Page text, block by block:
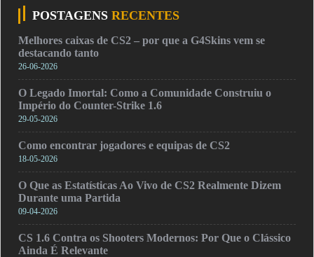
POSTAGENS RECENTES
Melhores caixas de CS2 – por que a G4Skins vem se
destacando tanto
26-06-2026
O Legado Imortal: Como a Comunidade Construiu o
Império do Counter-Strike 1.6
29-05-2026
Como encontrar jogadores e equipas de CS2
18-05-2026
O Que as Estatísticas Ao Vivo de CS2 Realmente Dizem
Durante uma Partida
09-04-2026
CS 1.6 Contra os Shooters Modernos: Por Que o Clássico
Ainda É Relevante